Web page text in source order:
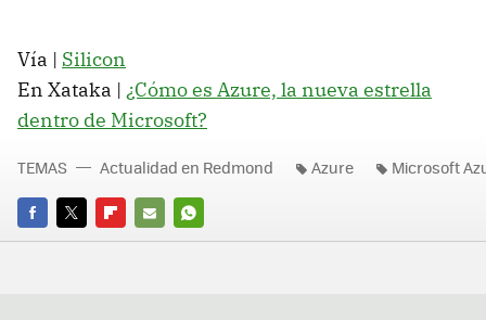
Vía | Silicon
En Xataka | ¿Cómo es Azure, la nueva estrella
dentro de Microsoft?
FACEBOOK
TWITTERFLIPBOARD
E-
WHATSAPP
TEMAS Actualidad en Redmond Azure Microsoft